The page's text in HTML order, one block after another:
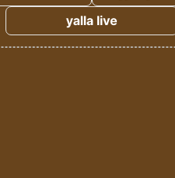
yalla live